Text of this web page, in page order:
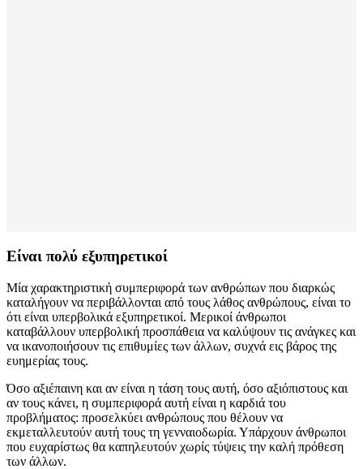
Είναι πολύ εξυπηρετικοί
Μία χαρακτηριστική συμπεριφορά των ανθρώπων που διαρκώς
καταλήγουν να περιβάλλονται από τους λάθος ανθρώπους, είναι το
ότι είναι υπερβολικά εξυπηρετικοί. Μερικοί άνθρωποι
καταβάλλουν υπερβολική προσπάθεια να καλύψουν τις ανάγκες και
να ικανοποιήσουν τις επιθυμίες των άλλων, συχνά εις βάρος της
ευημερίας τους.
Όσο αξιέπαινη και αν είναι η τάση τους αυτή, όσο αξιόπιστους και
αν τους κάνει, η συμπεριφορά αυτή είναι η καρδιά του
προβλήματος: προσελκύει ανθρώπους που θέλουν να
εκμεταλλευτούν αυτή τους τη γενναιοδωρία. Υπάρχουν άνθρωποι
που ευχαρίστως θα καπηλευτούν χωρίς τύψεις την καλή πρόθεση
των άλλων.